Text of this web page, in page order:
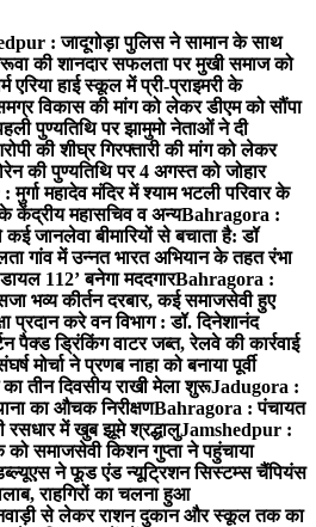
: जादूगोड़ा पुलिस ने सामान के साथ
की शानदार सफलता पर मुखी समाज को
एरिया हाई स्कूल में प्री-प्राइमरी के
विकास की मांग को लेकर डीएम को सौंपा
पुण्यतिथि पर झामुमो नेताओं ने दी
की शीघ्र गिरफ्तारी की मांग को लेकर
की पुण्यतिथि पर 4 अगस्त को जोहार
महादेव मंदिर में श्याम भटली परिवार के
केंद्रीय महासचिव व अन्यBahragora :
जानलेवा बीमारियों से बचाता है: डॉ
गांव में उन्नत भारत अभियान के तहत रंभा
112’ बनेगा मददगारBahragora :
भव्य कीर्तन दरबार, कई समाजसेवी हुए
प्रदान करे वन विभाग : डॉ. दिनेशानंद
ड्रिंकिंग वाटर जब्त, रेलवे की कार्रवाई
ने प्रणब नाहा को बनाया पूर्वी
तीन दिवसीय राखी मेला शुरूJadugora :
का औचक निरीक्षणBahragora : पंचायत
रसधार में खुब झूमे श्रद्धालुJamshedpur :
समाजसेवी किशन गुप्ता ने पहुंचाया
ने फूड एंड न्यूट्रिशन सिस्टम्स चैंपियंस
राहगिरों का चलना हुआ
से लेकर राशन दुकान और स्कूल तक का